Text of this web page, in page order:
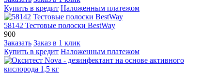
Купить в кредит Наложенным платежом
58142 Тестовые полоски BestWay
900
Заказать Заказ в 1 клик
Купить в кредит Наложенным платежом